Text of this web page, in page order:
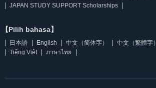
JAPAN STUDY SUPPORT Scholarships
【Pilih bahasa】
日本語 English 中文（简体字） 中文（繁體字）
Tiếng Việt
ภาษาไทย